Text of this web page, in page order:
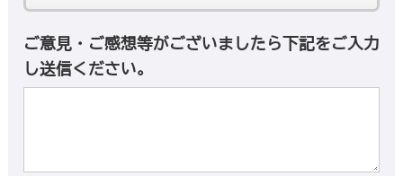
ご意見・ご感想等がございましたら下記をご入力
し送信ください。